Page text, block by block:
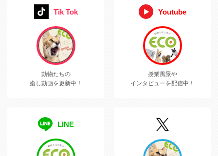
Tik Tok
動物たちの
癒し動画を更新中！
Youtube
授業風景や
インタビューを配信中！
LINE